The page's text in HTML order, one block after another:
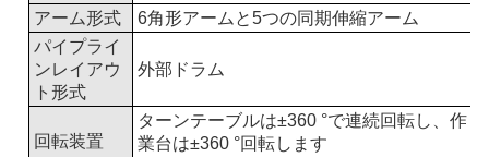
アーム形式
6角形アームと5つの同期伸縮アーム
パイプライ
ンレイアウ
ト形式
外部ドラム
回転装置
ターンテーブルは±360 °で連続回転し、作
業台は±360 °回転します